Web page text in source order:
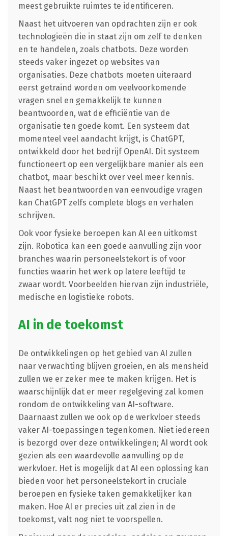
meest gebruikte ruimtes te identificeren.
Naast het uitvoeren van opdrachten zijn er ook
technologieën die in staat zijn om zelf te denken
en te handelen, zoals chatbots. Deze worden
steeds vaker ingezet op websites van
organisaties. Deze chatbots moeten uiteraard
eerst getraind worden om veelvoorkomende
vragen snel en gemakkelijk te kunnen
beantwoorden, wat de efficiëntie van de
organisatie ten goede komt. Een systeem dat
momenteel veel aandacht krijgt, is ChatGPT,
ontwikkeld door het bedrijf OpenAI. Dit systeem
functioneert op een vergelijkbare manier als een
chatbot, maar beschikt over veel meer kennis.
Naast het beantwoorden van eenvoudige vragen
kan ChatGPT zelfs complete blogs en verhalen
schrijven.
Ook voor fysieke beroepen kan AI een uitkomst
zijn. Robotica kan een goede aanvulling zijn voor
branches waarin personeelstekort is of voor
functies waarin het werk op latere leeftijd te
zwaar wordt. Voorbeelden hiervan zijn industriële,
medische en logistieke robots.
AI in de toekomst
De ontwikkelingen op het gebied van AI zullen
naar verwachting blijven groeien, en als mensheid
zullen we er zeker mee te maken krijgen. Het is
waarschijnlijk dat er meer regelgeving zal komen
rondom de ontwikkeling van AI-software.
Daarnaast zullen we ook op de werkvloer steeds
vaker AI-toepassingen tegenkomen. Niet iedereen
is bezorgd over deze ontwikkelingen; AI wordt ook
gezien als een waardevolle aanvulling op de
werkvloer. Het is mogelijk dat AI een oplossing kan
bieden voor het personeelstekort in cruciale
beroepen en fysieke taken gemakkelijker kan
maken. Hoe AI er precies uit zal zien in de
toekomst, valt nog niet te voorspellen.